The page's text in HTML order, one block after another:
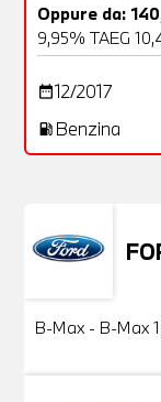
Oppure da:
9,95% TAEG
date_range12/2017
local_gas_station Benzina
B-Max - B-Max